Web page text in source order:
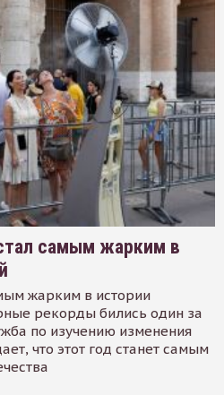
самым жарким в
жарким в истории
рекорды бились один за
по изучению изменения
что этот год станет самым